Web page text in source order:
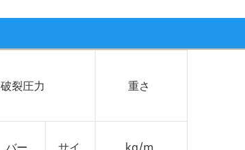
破裂圧力 重さ
バー サイ kg/m